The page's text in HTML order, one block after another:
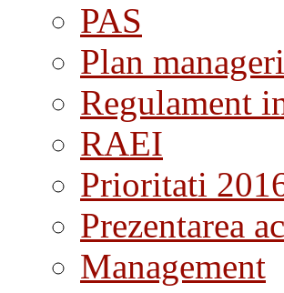
PAS
Plan
Regulament
RAEI
Prioritati
Prezentarea
Management